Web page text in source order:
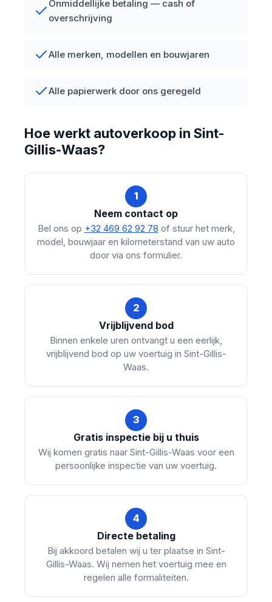
Onmiddellijke betaling — cash of
overschrijving
Alle merken, modellen en bouwjaren
Alle papierwerk door ons geregeld
Hoe werkt autoverkoop in Sint-
Gillis-Waas?
1
Neem contact op
Bel ons op +32 469 62 92 78 of stuur het merk,
model, bouwjaar en kilometerstand van uw auto
door via ons formulier.
2
Vrijblijvend bod
Binnen enkele uren ontvangt u een eerlijk,
vrijblijvend bod op uw voertuig in Sint-Gillis-
Waas.
3
Gratis inspectie bij u thuis
Wij komen gratis naar Sint-Gillis-Waas voor een
persoonlijke inspectie van uw voertuig.
4
Directe betaling
Bij akkoord betalen wij u ter plaatse in Sint-
Gillis-Waas. Wij nemen het voertuig mee en
regelen alle formaliteiten.